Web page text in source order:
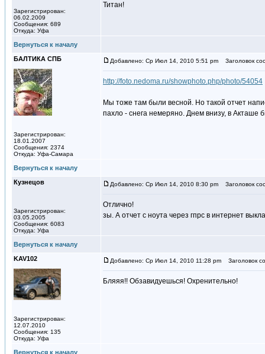
Зарегистрирован:
06.02.2009
Сообщения: 689
Откуда: Уфа
Титан!
Вернуться к началу
БАЛТИКА СПБ
Зарегистрирован:
18.01.2007
Сообщения: 2374
Откуда: Уфа-Самара
Добавлено: Ср Июл 14, 2010 5:51 pm Заголовок
http://foto.nedoma.ru/showphoto.php/photo/54054
Мы тоже там были весной. Но такой отчет
пахло - снега немеряно. Днем внизу, в
Вернуться к началу
Кузнецов
Зарегистрирован:
03.05.2005
Сообщения: 6083
Откуда: Уфа
Добавлено: Ср Июл 14, 2010 8:30 pm Заголовок
Отлично!
зы. А отчет с ноута через гпрс в интернет
Вернуться к началу
KAV102
Зарегистрирован:
12.07.2010
Сообщения: 135
Откуда: Уфа
Добавлено: Ср Июл 14, 2010 11:28 pm Заголовок
Бляяя!! Обзавидуешься! Охренительно!
Вернуться к началу